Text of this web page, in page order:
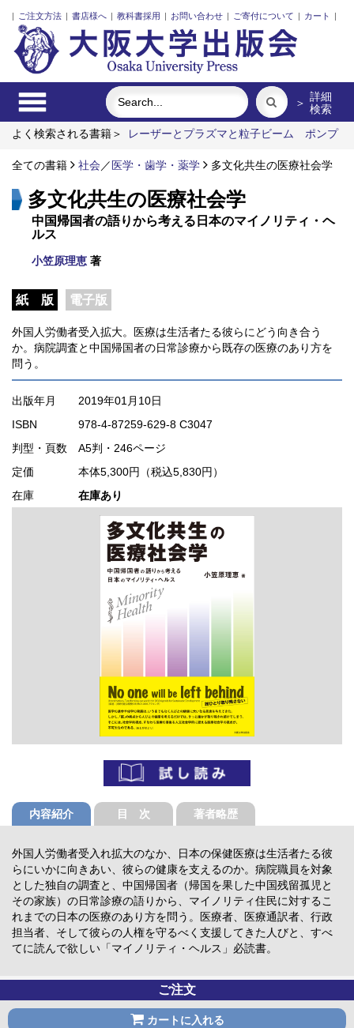
| ご注文方法 | 書店様へ | 教科書採用 | お問い合わせ | ご寄付について | カート |
＞ 詳細
検索
よく検索される書籍＞
レーザーとプラズマと粒子ビーム
ポンプ
材料の知的設計
Emergent Bilinguals and Educational
の諸系譜
全ての書籍 社会 ／ 医学・歯学・薬学 多文化共生の医療社会学
多文化共生の医療社会学
中国帰国者の語りから考える日本のマイノリティ・ヘ
ルス
小笠原理恵 著
紙 版 電子版
外国人労働者受入拡大。医療は生活者たる彼らにどう向き合う
か。病院調査と中国帰国者の日常診療から既存の医療のあり方を
問う。
出版年月
2019年01月10日
ISBN
978-4-87259-629-8 C3047
判型・頁数 A5判・246ページ
定価
本体5,300円（税込5,830円）
在庫
在庫あり
内容紹介 目 次 著者略歴
外国人労働者受入れ拡大のなか、日本の保健医療は生活者たる彼
らにいかに向きあい、彼らの健康を支えるのか。病院職員を対象
とした独自の調査と、中国帰国者（帰国を果した中国残留孤児と
その家族）の日常診療の語りから、マイノリティ住民に対するこ
れまでの日本の医療のあり方を問う。医療者、医療通訳者、行政
担当者、そして彼らの人権を守るべく支援してきた人びと、すべ
てに読んで欲しい「マイノリティ・ヘルス」必読書。
ご注文
カートに入れる